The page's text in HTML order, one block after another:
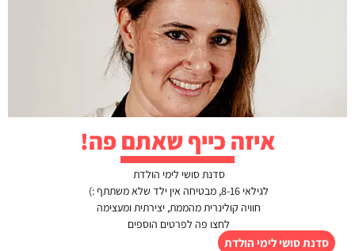
המתכונים שלי
סדנאות
שיתופי פעולה
מן התקשורת
מתכונים שמורים
איזה כייף שאתם פה!
סדנת סושי לימי הולדת
לגילאי 8-16, מבטיחה אין ילד שלא משתתף :)
חוויה קולינרית מהממת, יצירתית ומעצימה
לחצו פה לפרטים הוספים
סדנת סושי לימי הולדת